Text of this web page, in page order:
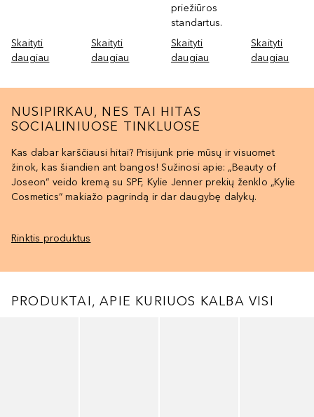
Skaityti
daugiau
Skaityti
daugiau
priežiūros
standartus.
Skaityti
daugiau
Skaityti
daugiau
NUSIPIRKAU, NES TAI HITAS
SOCIALINIUOSE TINKLUOSE
Kas dabar karščiausi hitai? Prisijunk prie mūsų ir visuomet
žinok, kas šiandien ant bangos! Sužinosi apie: „Beauty of
Joseon“ veido kremą su SPF, Kylie Jenner prekių ženklo „Kylie
Cosmetics“ makiažo pagrindą ir dar daugybę dalykų.
Rinktis produktus
PRODUKTAI, APIE KURIUOS KALBA VISI